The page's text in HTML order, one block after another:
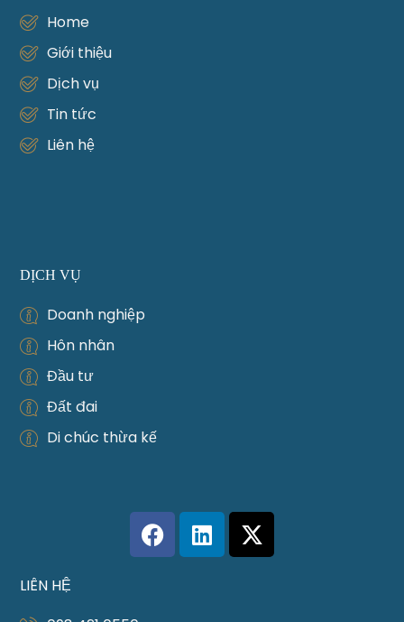
Home
Giới thiệu
Dịch vụ
Tin tức
Liên hệ
DỊCH VỤ
Doanh nghiệp
Hôn nhân
Đầu tư
Đất đai
Di chúc thừa kế
LIÊN HỆ